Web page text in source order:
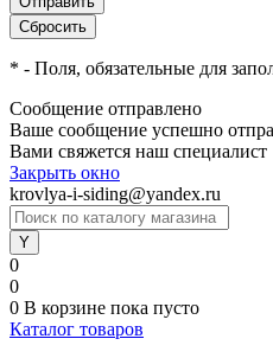
* - Поля, обязательные для
Сообщение отправлено
Ваше сообщение успешно
Вами свяжется наш специалист
Закрыть окно
krovlya-i-siding@yandex.ru
0
0
0 В корзине пока пусто
Каталог товаров